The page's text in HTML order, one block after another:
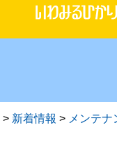
> 新着情報 > メンテナ